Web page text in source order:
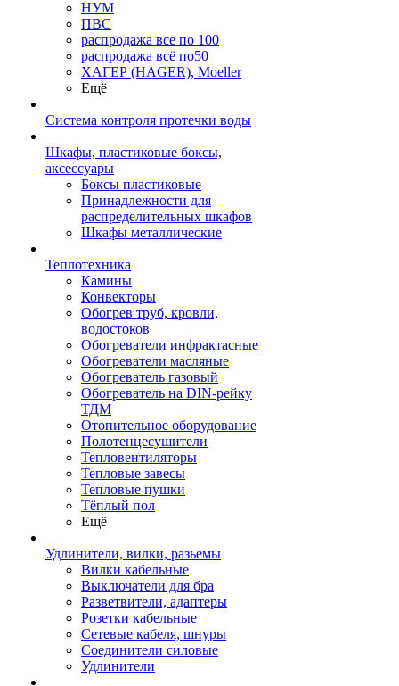
НУМ
ПВС
распродажа все по 100
распродажа всё по50
ХАГЕР (HAGER), Moeller
Ещё
Система контроля протечки воды
Шкафы, пластиковые боксы,
аксессуары
Боксы пластиковые
Принадлежности для
распределительных шкафов
Шкафы металлические
Теплотехника
Камины
Конвекторы
Обогрев труб, кровли,
водостоков
Обогреватели инфрактасные
Обогреватели масляные
Обогреватель газовый
Обогреватель на DIN-рейку
ТДМ
Отопительное оборудование
Полотенцесушители
Тепловентиляторы
Тепловые завесы
Тепловые пушки
Тёплый пол
Ещё
Удлинители, вилки, разьемы
Вилки кабельные
Выключатели для бра
Разветвители, адаптеры
Розетки кабельные
Сетевые кабеля, шнуры
Соединители силовые
Удлинители